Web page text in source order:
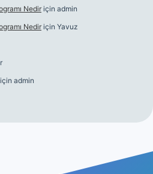
Nedir için admin
Nedir için Yavuz
için admin